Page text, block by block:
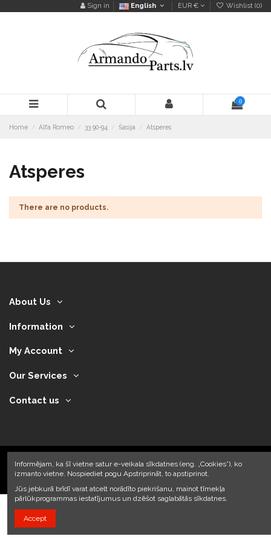
Sign in English EUR € Wishlist (0)
0
Home Alfa Romeo 33 90-94 Šasija Atsperes
Atsperes
There are no products.
About Us
Information
My Account
Our Services
Contact us
2024 © Armando Auto SIA
Informējam, ka šī vietne satur e-veikala sīkdatnes (eng. „Cookies”), ko
izmanto vietne. Nospiediet pogu Apstriprināt, to apstiprinot.
Jūs jebkurā brīdī varat atcelt norādīto piekrišanu, mainot tīmekļa
pārlūkprogrammas iestatījumus un dzēšot saglabātās sīkdatnes.
Accept